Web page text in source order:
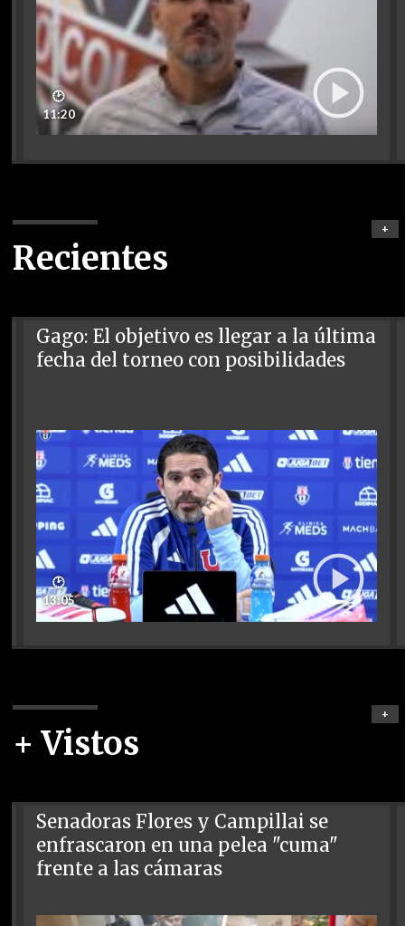
🕑
11:20
Recientes
+
Gago: El objetivo es llegar a la última
fecha del torneo con posibilidades
🕑
13:05
+ Vistos
+
Senadoras Flores y Campillai se
enfrascaron en una pelea "cuma"
frente a las cámaras